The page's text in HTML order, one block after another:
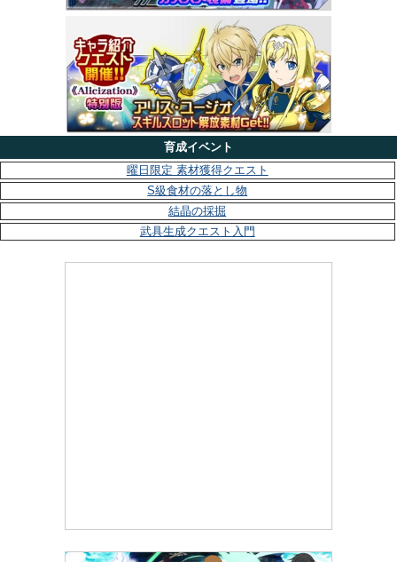
育成イベント
曜日限定 素材獲得クエスト
S級食材の落とし物
結晶の採掘
武具生成クエスト入門